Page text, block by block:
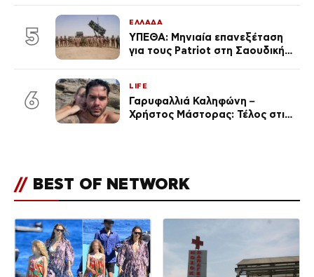
καθεμία…» (Βίντεο)
5
ΕΛΛΑΔΑ
ΥΠΕΘΑ: Μηνιαία επανεξέταση
για τους Patriot στη Σαουδική
6
LIFE
Γαρυφαλλιά Καληφώνη –
Χρήστος Μάστορας: Τέλος στις
// BEST OF NETWORK